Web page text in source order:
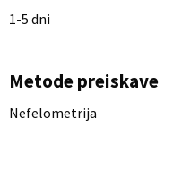
1-5 dni
Metode preiskave
Nefelometrija